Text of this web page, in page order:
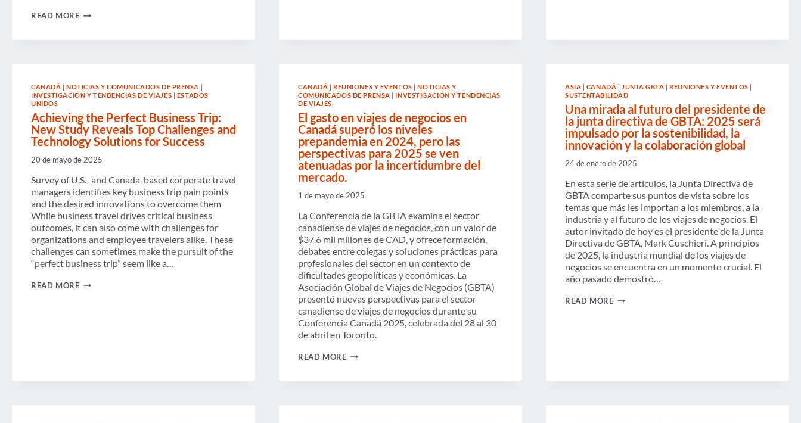
READ MORECANADA SEES CONTINUED
GROWTH AND STRONG
EMBRACE
IMPROVING
ACCESSIBILITY,
POLICY
CLARITY
AND
COMPLIANCE
CANADÁ |NOTICIAS Y COMUNICADOS DE PRENSA
INVESTIGACIÓN Y TENDENCIAS DE VIAJES
ESTADOS
UNIDOS
Achieving the Perfect Business Trip:
New Study Reveals Top Challenges and
Technology Solutions for Success
20 de mayo de 2025
Survey of U.S.- and Canada-based corporate travel
managers identifies key business trip pain points
and the desired innovations to overcome them
While business travel drives critical business
outcomes, it can also come with challenges for
organizations and employee travelers alike. These
challenges can sometimes make the pursuit of the
“perfect business trip” seem like a…
READ MOREACHIEVING
CANADÁ |REUNIONES Y EVENTOS |NOTICIAS Y
COMUNICADOS DE PRENSA
INVESTIGACIÓN Y TENDENCIAS
DE VIAJES
El gasto en viajes de negocios en
Canadá superó los niveles
prepandemia en 2024, pero las
perspectivas para 2025 se ven
atenuadas por la incertidumbre del
mercado.
1 de mayo de 2025
La Conferencia de la GBTA examina el sector
canadiense de viajes de negocios, con un valor de
$37.6 mil millones de CAD, y ofrece formación,
debates entre colegas y soluciones prácticas para
profesionales del sector en un contexto de
dificultades geopolíticas y económicas. La
Asociación Global de Viajes de Negocios (GBTA)
presentó nuevas perspectivas para el sector
canadiense de viajes de negocios durante su
Conferencia Canadá 2025, celebrada del 28 al 30
de abril en Toronto.
READ MOREEL
VIAJES
ASIA CANADÁ JUNTA GBTA |REUNIONES Y EVENTOS
SUSTENTABILIDAD
Una mirada al futuro del presidente de
la junta directiva de GBTA: 2025 será
impulsado por la sostenibilidad, la
innovación y la colaboración global
24 de enero de 2025
En esta serie de artículos, la Junta Directiva de
GBTA comparte sus puntos de vista sobre los
temas que más les importan a los miembros, a la
industria y al futuro de los viajes de negocios. El
autor invitado de hoy es el presidente de la Junta
Directiva de GBTA, Mark Cuschieri. A principios
de 2025, la industria mundial de los viajes de
negocios se encuentra en un momento crucial. El
año pasado demostró…
READ MOREUNA
DIRECTIVA